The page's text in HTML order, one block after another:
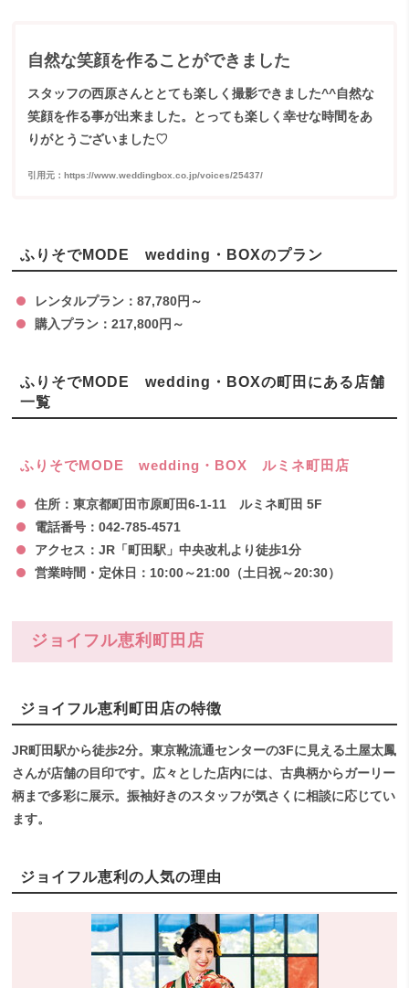
自然な笑顔を作ることができました
スタッフの西原さんととても楽しく撮影できました^^自然な
笑顔を作る事が出来ました。とっても楽しく幸せな時間をあ
りがとうございました♡
引用元：https://www.weddingbox.co.jp/voices/25437/
ふりそでMODE wedding・BOXのプラン
レンタルプラン：87,780円～
購入プラン：217,800円～
ふりそでMODE wedding・BOXの町田にある店舗
一覧
ふりそでMODE wedding・BOX ルミネ町田店
住所：東京都町田市原町田6-1-11 ルミネ町田 5F
電話番号：042-785-4571
アクセス：JR「町田駅」中央改札より徒歩1分
営業時間・定休日：10:00～21:00（土日祝～20:30）
ジョイフル恵利町田店
ジョイフル恵利町田店の特徴
JR町田駅から徒歩2分。東京靴流通センターの3Fに見える土屋太鳳
さんが店舗の目印です。広々とした店内には、古典柄からガーリー
柄まで多彩に展示。振袖好きのスタッフが気さくに相談に応じてい
ます。
ジョイフル恵利の人気の理由